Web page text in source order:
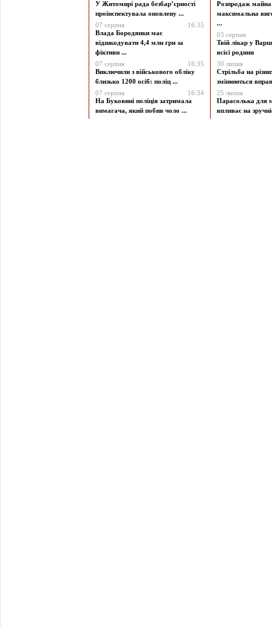
У Житомирі рада безбар’єрності
проінспектувала оновлену ...
07 серпня
16:35
Влада Бородянки має
відшкодувати 4,4 млн грн за
фіктивн ...
07 серпня
16:35
Виключили з військового обліку
близько 1200 осіб: поліц ...
07 серпня
16:34
На Буковині поліція затримала
вимагача, який побив чоло ...
Розпродаж майна
максимальна
...
03 серпня
Твій лікар у
всієї родини
30 липня
Стрільба на
змінюються
25 липня
Парасолька для
впливає на